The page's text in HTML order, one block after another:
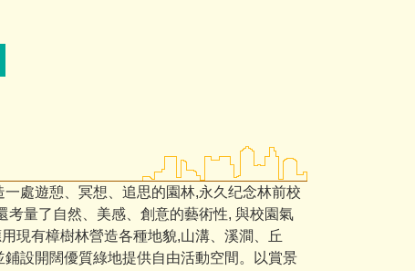
處遊憩、冥想、追思的園林,永久纪念林前校
量了自然、美感、創意的藝術性, 與校園氣
現有樟樹林營造各種地貌,山溝、溪澗、丘
設開闊優質綠地提供自由活動空間。以賞景